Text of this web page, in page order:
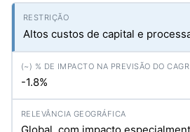
Altos custos de capital e
-1.8%